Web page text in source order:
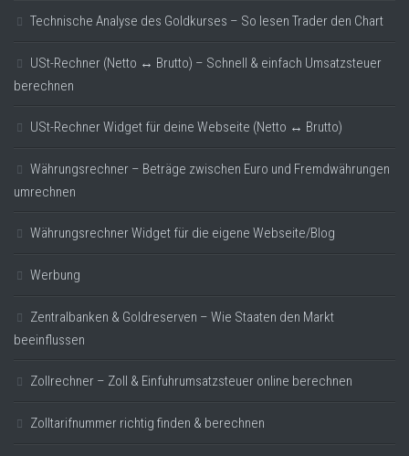
Technische Analyse des Goldkurses – So lesen Trader den Chart
USt-Rechner (Netto ↔ Brutto) – Schnell & einfach Umsatzsteuer
berechnen
USt-Rechner Widget für deine Webseite (Netto ↔ Brutto)
Währungsrechner – Beträge zwischen Euro und Fremdwährungen
umrechnen
Währungsrechner Widget für die eigene Webseite/Blog
Werbung
Zentralbanken & Goldreserven – Wie Staaten den Markt
beeinflussen
Zollrechner – Zoll & Einfuhrumsatzsteuer online berechnen
Zolltarifnummer richtig finden & berechnen